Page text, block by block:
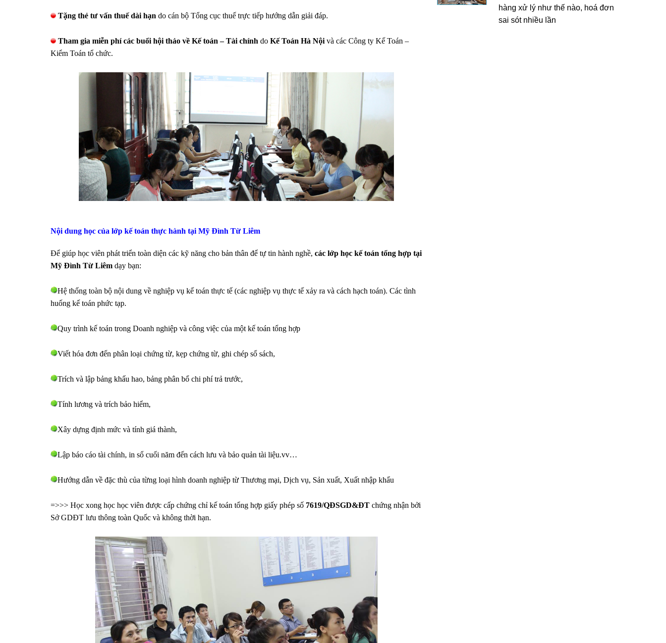
Tặng thẻ tư vấn thuế dài hạn do cán bộ Tổng cục thuế trực tiếp hướng dẫn giải đáp.
Tham gia miễn phí các buổi hội thảo về Kế toán – Tài chính do Kế Toán Hà Nội và các Công ty Kế Toán –
Kiểm Toán tổ chức.
Nội dung học của lớp kế toán thực hành tại Mỹ Đình Từ Liêm
Để giúp học viên phát triển toàn diện các kỹ năng cho bản thân để tự tin hành nghề, các lớp học kế toán tổng hợp tại
Mỹ Đình Từ Liêm dạy bạn:
Hệ thống toàn bộ nội dung về nghiệp vụ kế toán thực tế (các nghiệp vụ thực tế xảy ra và cách hạch toán). Các tình
huống kế toán phức tạp.
Quy trình kế toán trong Doanh nghiệp và công việc của một kế toán tổng hợp
Viết hóa đơn đến phân loại chứng từ, kẹp chứng từ, ghi chép sổ sách,
Trích và lập bảng khấu hao, bảng phân bổ chi phí trả trước,
Tính lương và trích bảo hiểm,
Xây dựng định mức và tính giá thành,
Lập báo cáo tài chính, in sổ cuối năm đến cách lưu và bảo quản tài liệu.vv…
Hướng dẫn về đặc thù của từng loại hình doanh nghiệp từ Thương mại, Dịch vụ, Sản xuất, Xuất nhập khẩu
=>>> Học xong học học viên được cấp chứng chỉ kế toán tổng hợp giấy phép số 7619/QĐSGD&ĐT chứng nhận bởi
Sở GDĐT lưu thông toàn Quốc và không thời hạn.
hàng xử lý như thế nào, hoá đơn
sai sót nhiều lần